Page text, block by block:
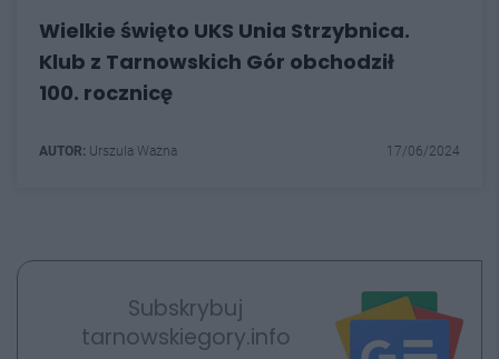
Wielkie święto UKS Unia Strzybnica.
Klub z Tarnowskich Gór obchodził
100. rocznicę
AUTOR: Urszula Ważna 17/06/2024
Subskrybuj
tarnowskiegory.info